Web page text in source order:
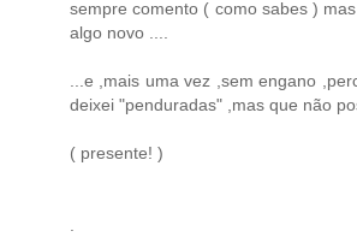
sempre comento ( como sabes )
algo novo ....
...e ,mais uma vez ,sem engano
deixei "penduradas" ,mas que não
( presente! )